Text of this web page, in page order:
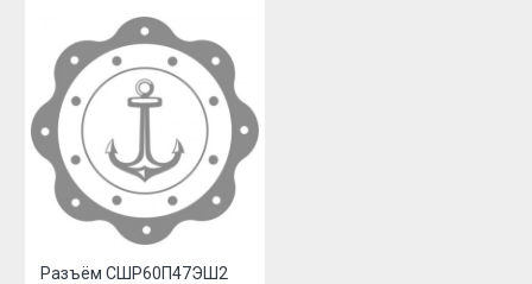
Разъём СШР60П47ЭШ2